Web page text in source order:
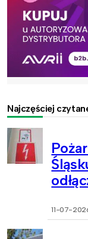
Najczęściej
11-07-